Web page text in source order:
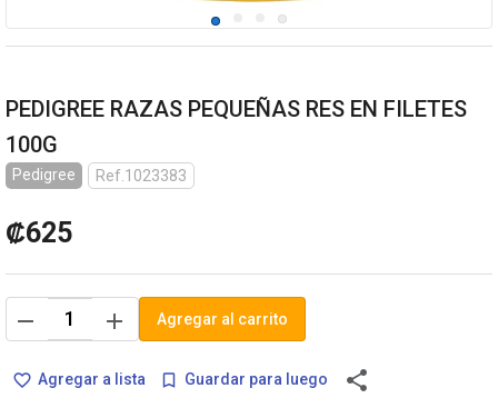
PEDIGREE RAZAS PEQUEÑAS RES EN FILETES
100G
Pedigree Ref.1023383
₡625
remove add Agregar al carrito
favorite_border Agregar a lista bookmark_border Guardar para luego share